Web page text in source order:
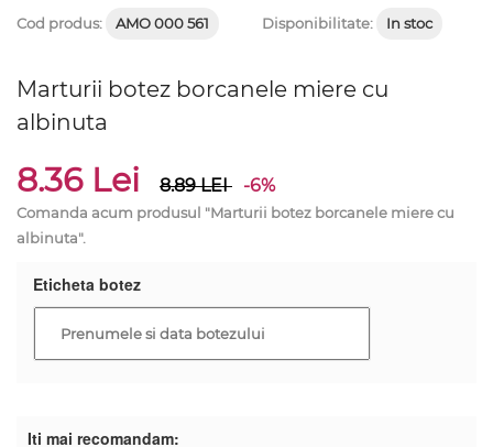
Cod produs: AMO 000 561 Disponibilitate: In stoc
Marturii botez borcanele miere cu
albinuta
8.36 Lei 8.89LEI -6%
Comanda acum produsul "Marturii botez borcanele miere cu
albinuta".
Eticheta botez
Iti mai recomandam: